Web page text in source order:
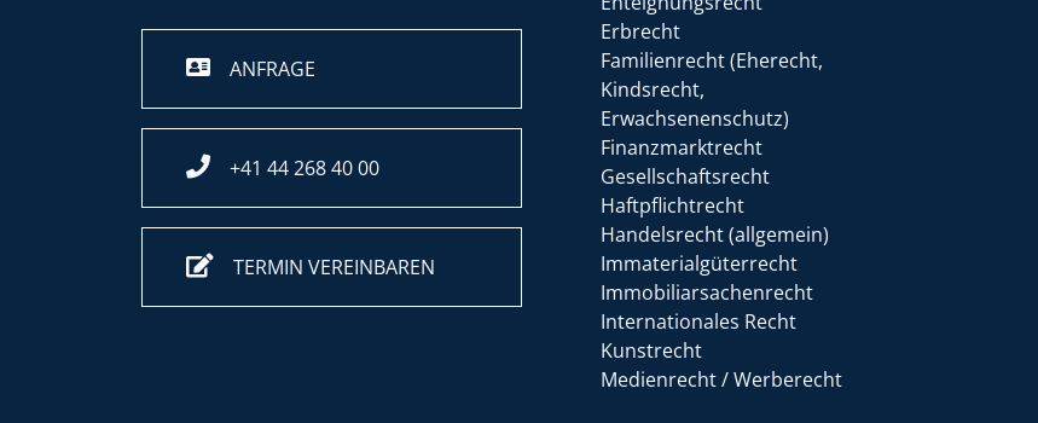
ANFRAGE
+41 44 268 40 00
TERMIN VEREINBAREN
Erbrecht
Familienrecht (Eherecht,
Kindsrecht,
Erwachsenenschutz)
Finanzmarktrecht
Gesellschaftsrecht
Haftpflichtrecht
Handelsrecht (allgemein)
Immaterialgüterrecht
Immobiliarsachenrecht
Internationales Recht
Kunstrecht
Medienrecht / Werberecht